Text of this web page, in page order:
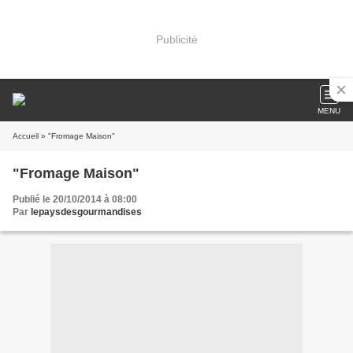
Publicité
MENU
Accueil » "Fromage Maison"
"Fromage Maison"
Publié le 20/10/2014 à 08:00
Par lepaysdesgourmandises